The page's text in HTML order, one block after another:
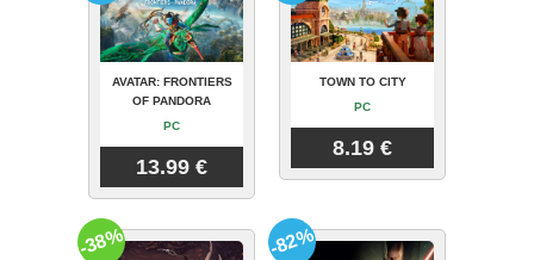
AVATAR: FRONTIERS
OF PANDORA
PC
13.99 €
TOWN TO CITY
PC
8.19 €
-38% -82%